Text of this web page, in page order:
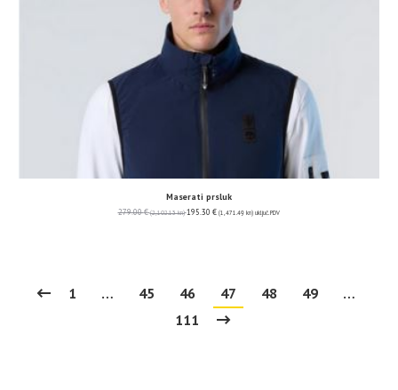
Maserati prsluk
279.00€ (2,102.13 kn) 195.30 € (1,471.49 kn) uključ. PDV
1 … 45 46 47 48 49
…
111